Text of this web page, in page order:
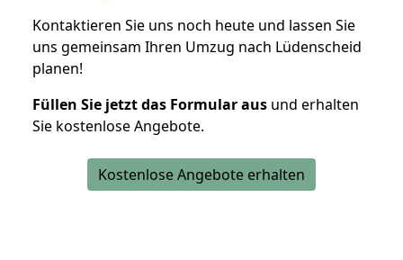
Kontaktieren Sie uns noch heute und lassen Sie
uns gemeinsam Ihren Umzug nach Lüdenscheid
planen!
Füllen Sie jetzt das Formular aus und erhalten
Sie kostenlose Angebote.
Kostenlose Angebote erhalten